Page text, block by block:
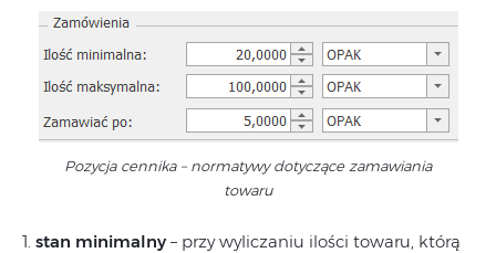
Pozycja cennika – normatywy dotyczące zamawiania
towaru
1. stan minimalny – przy wyliczaniu ilości towaru, którą